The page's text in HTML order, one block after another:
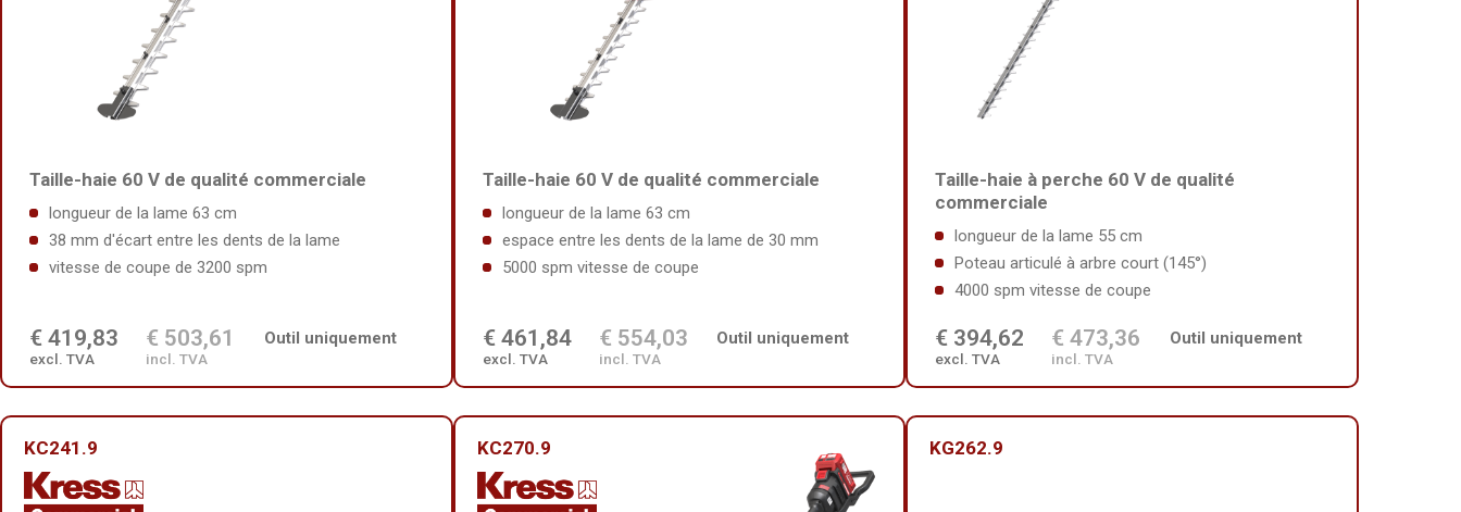
Taille-haie 60 V de qualité commerciale
longueur de la lame 63 cm
38 mm d'écart entre les dents de la lame
vitesse de coupe de 3200 spm
€ 419,83
excl. TVA
€ 503,61
incl. TVA
Outil uniquement
Taille-haie 60 V de qualité commerciale
longueur de la lame 63 cm
espace entre les dents de la lame de 30 mm
5000 spm vitesse de coupe
€ 461,84
excl. TVA
€ 554,03
incl. TVA
Outil uniquement
Taille-haie à perche 60 V de qualité
commerciale
longueur de la lame 55 cm
Poteau articulé à arbre court (145°)
4000 spm vitesse de coupe
€ 394,62
excl. TVA
€ 473,36
incl. TVA
Outil uniquement
KC241.9 KC270.9 KG262.9